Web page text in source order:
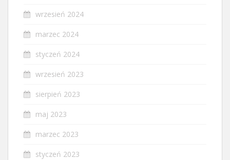
wrzesień 2024
marzec 2024
styczeń 2024
wrzesień 2023
sierpień 2023
maj 2023
marzec 2023
styczeń 2023